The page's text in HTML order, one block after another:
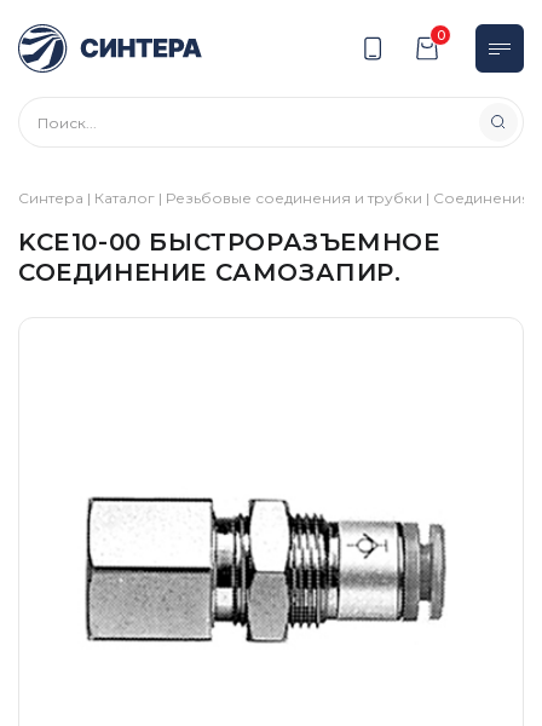
0
Синтера | Каталог | Резьбовые соединения и трубки | Соединения
KCE10-00 БЫСТРОРАЗЪЕМНОЕ
СОЕДИНЕНИЕ САМОЗАПИР.